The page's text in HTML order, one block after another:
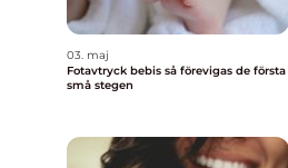
03. maj
Fotavtryck bebis så förevigas de första
små stegen